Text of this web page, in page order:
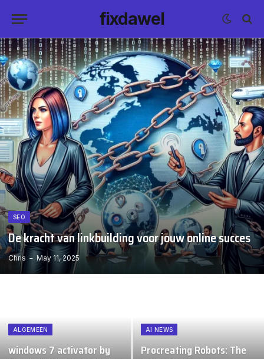
fixdawel
SEO
De kracht van linkbuilding voor jouw online succes
Chris May 11, 2025
ALGEMEEN
windows 7 activator by
AI NEWS
Procreating Robots: The